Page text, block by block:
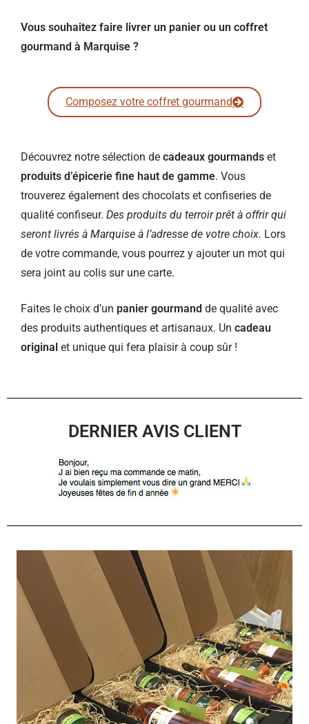
Vous souhaitez faire livrer un panier ou un coffret
gourmand à Marquise ?
Composez votre coffret gourmand
Découvrez notre sélection de cadeaux gourmands et
produits d’épicerie fine haut de gamme. Vous
trouverez également des chocolats et confiseries de
qualité confiseur. Des produits du terroir prêt à offrir qui
seront livrés à Marquise à l’adresse de votre choix. Lors
de votre commande, vous pourrez y ajouter un mot qui
sera joint au colis sur une carte.
Faites le choix d’un panier gourmand de qualité avec
des produits authentiques et artisanaux. Un cadeau
original et unique qui fera plaisir à coup sûr !
DERNIER AVIS CLIENT